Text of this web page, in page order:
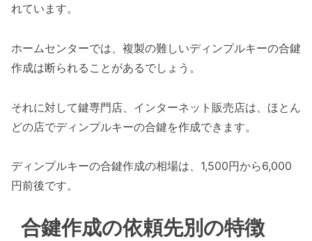
れています。
ホームセンターでは、複製の難しいディンプルキーの合鍵
作成は断られることがあるでしょう。
それに対して鍵専門店、インターネット販売店は、ほとん
どの店でディンプルキーの合鍵を作成できます。
ディンプルキーの合鍵作成の相場は、1,500円から6,000
円前後です。
合鍵作成の依頼先別の特徴